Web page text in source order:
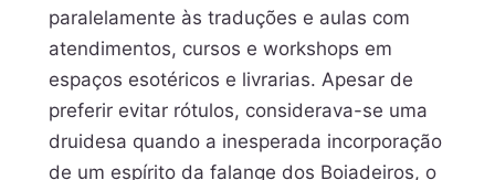
paralelamente às traduções e aulas com
atendimentos, cursos e workshops em
espaços esotéricos e livrarias. Apesar de
preferir evitar rótulos, considerava-se uma
druidesa quando a inesperada incorporação
de um espírito da falange dos Boiadeiros, o